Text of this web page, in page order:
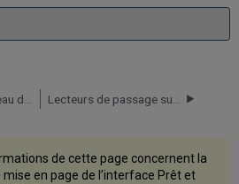
de cette page concernent la
mise en page de l’interface Prêt et